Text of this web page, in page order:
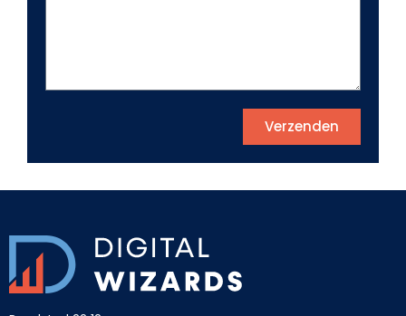
Verzenden